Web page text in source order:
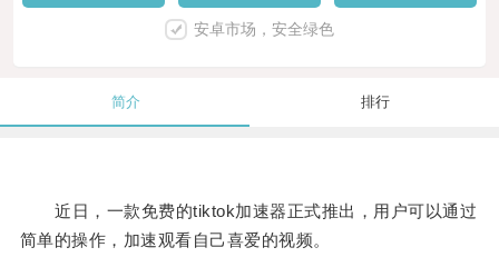
安卓市场，安全绿色
简介 排行
近日，一款免费的tiktok加速器正式推出，用户可以通过
简单的操作，加速观看自己喜爱的视频。